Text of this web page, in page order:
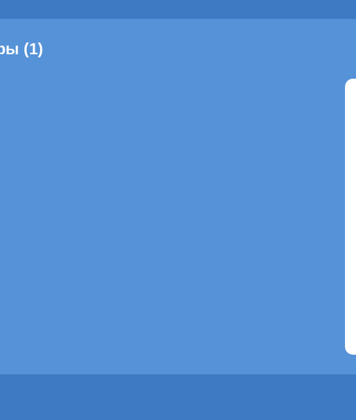
(1)